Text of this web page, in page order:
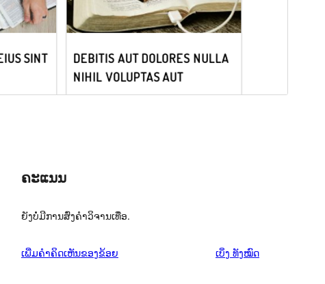
ຄະແນນ
ຍັງບໍ່ມີການສົ່ງຄຳວິຈານເທື່ອ.
ເພີ່ມຄຳຄິດເຫັນຂອງຂ້ອຍ ເບິ່ງ ຄຳ
ທັງໝົດ